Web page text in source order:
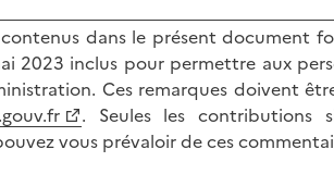
contenus dans le présent
2023 inclus pour permettre aux
Ces remarques doivent
. Seules les contributions
vous prévaloir de ces